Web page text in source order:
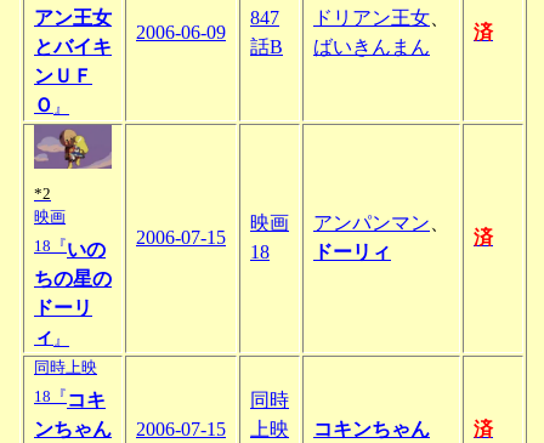
アン王女
とバイキ
ンＵＦ
Ｏ 』
2006-06-09
847
話B
ドリアン王女
ばいきんまん
済
*2
映画
18『いの
ちの星の
ドーリ
ィ 』
2006-07-15
映画
18
アンパンマン
ドーリィ
済
同時上映
18『 コキ
ンちゃん
2006-07-15
同時
上映
コキンちゃん 済